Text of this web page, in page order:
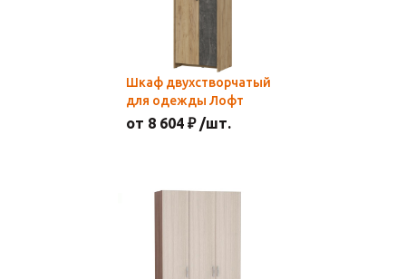
Шкаф двухстворчатый
для одежды Лофт
от 8 604 ₽ /шт.